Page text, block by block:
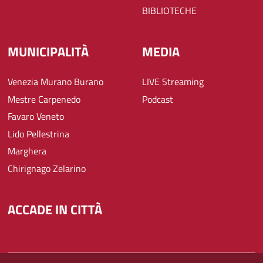
BIBLIOTECHE
MUNICIPALITÀ
Venezia Murano Burano
Mestre Carpenedo
Favaro Veneto
Lido Pellestrina
Marghera
Chirignago Zelarino
MEDIA
LIVE Streaming
Podcast
ACCADE IN CITTÀ